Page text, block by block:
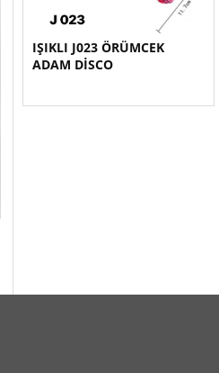
IŞIKLI J023 ÖRÜMCEK
ADAM DİSCO